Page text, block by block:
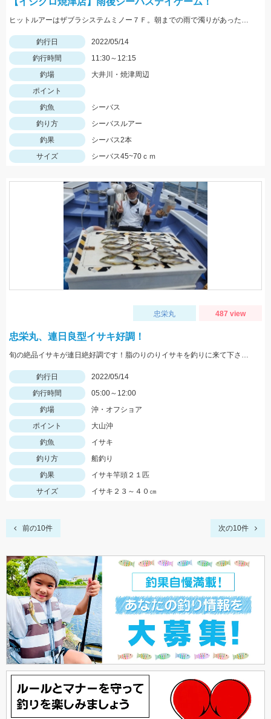
ヒットルアーはザブラシステムミノー７Ｆ。朝までの雨で濁りがあったので高活性でした！
釣行日
2022/05/14
釣行時間
11:30～12:15
釣場
大井川・焼津周辺
ポイント
釣魚
シーバス
釣り方
シーバスルアー
釣果
シーバス2本
サイズ
シーバス45~70ｃｍ
忠栄丸 487 view
忠栄丸、連日良型イサキ好調！
旬の絶品イサキが連日絶好調です！脂のりのりイサキを釣りに来て下さいね。チャンスですよ
釣行日
2022/05/14
釣行時間
05:00～12:00
釣場
沖・オフショア
ポイント
大山沖
釣魚
イサキ
釣り方
船釣り
釣果
イサキ竿頭２１匹
サイズ
イサキ２３～４０㎝
前の10件 次の10件